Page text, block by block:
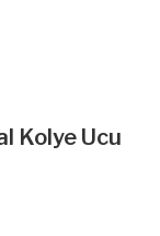
Kolye Ucu